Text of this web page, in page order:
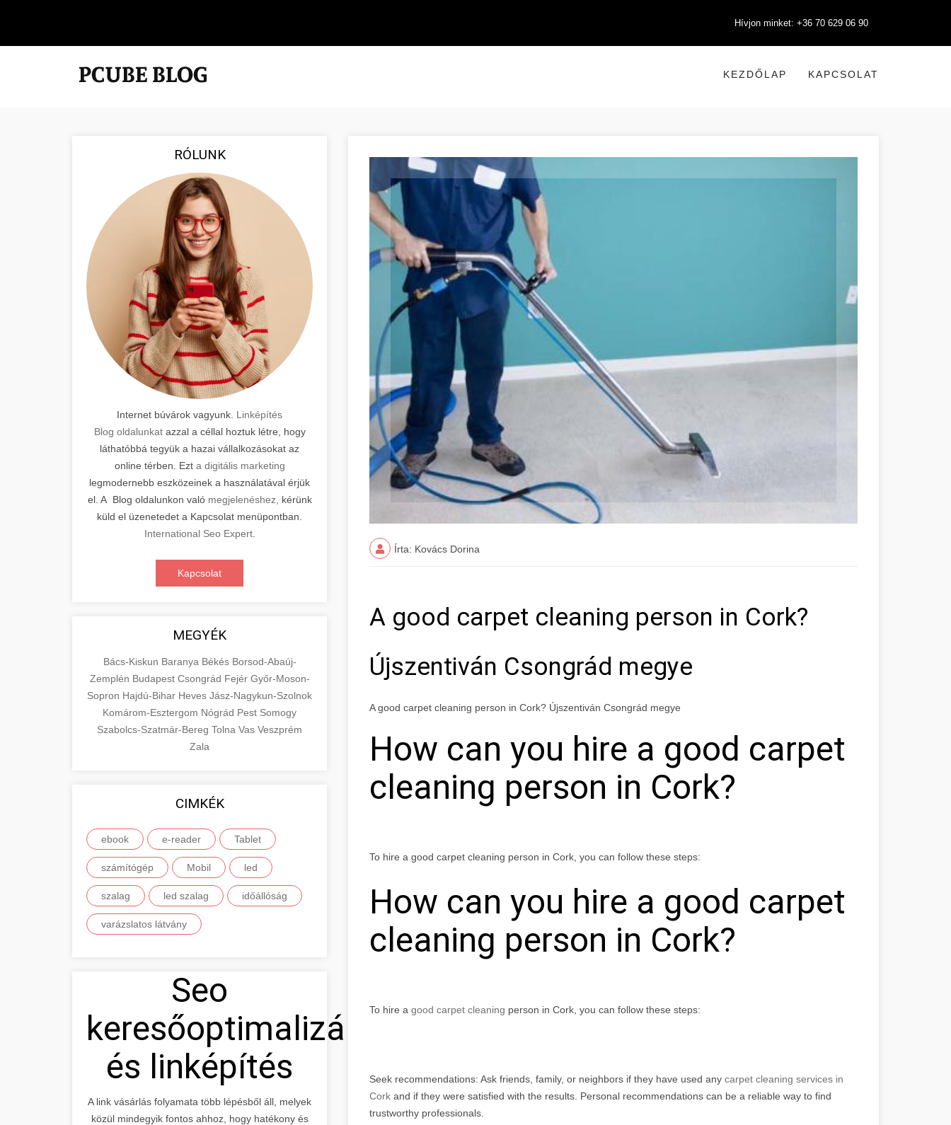
Hívjon minket: +36 70 629 06 90
KEZDŐLAP KAPCSOLAT
RÓLUNK
Internet búvárok vagyunk. Linképítés
Blog oldalunkatazzal a céllal hoztuk létre, hogy
láthatóbbá tegyük a hazai vállalkozásokat az
online térben. Ezt a digitális marketing
legmodernebb eszközeinek a használatával érjük
el. A Blog oldalunkon való megjelenéshez,
kérünk
küld el üzenetedet a Kapcsolat menüpontban.
International Seo Expert.
Kapcsolat
MEGYÉK
Bács-Kiskun Baranya Békés Borsod-Abaúj-
Zemplén Budapest Csongrád Fejér Győr-Moson-
Sopron Hajdú-Bihar Heves Jász-Nagykun-Szolnok
Komárom-Esztergom Nógrád Pest Somogy
Szabolcs-Szatmár-Bereg Tolna Vas Veszprém
Zala
CIMKÉK
ebook e-reader Tablet
számítógép Mobil led
szalag led szalag időállóság
varázslatos látvány
Seo
keresőoptimalizálás
és linképítés
A link vásárlás folyamata több lépésből áll, melyek
közül mindegyik fontos ahhoz, hogy hatékony és
Írta: Kovács Dorina
A good carpet cleaning person in Cork?
Újszentiván Csongrád megye
A good carpet cleaning person in Cork? Újszentiván Csongrád megye
How can you hire a good carpet
cleaning person in Cork?
To hire a good carpet cleaning person in Cork, you can follow these steps:
How can you hire a good carpet
cleaning person in Cork?
To hire a good carpet cleaning person in Cork, you can follow these steps:
Seek recommendations: Ask friends, family, or neighbors if they have used any carpet cleaning services in
Cork and if they were satisfied with the results. Personal recommendations can be a reliable way to find
trustworthy professionals.